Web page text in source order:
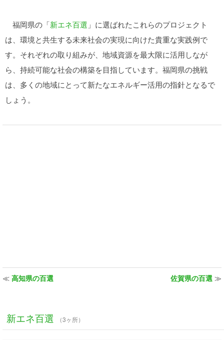
福岡県の「新エネ百選 」に選ばれたこれらのプロジェクト
は、環境と共生する未来社会の実現に向けた貴重な実践例で
す。それぞれの取り組みが、地域資源を最大限に活用しなが
ら、持続可能な社会の構築を目指しています。福岡県の挑戦
は、多くの地域にとって新たなエネルギー活用の指針となるで
しょう。
≪ 高知県の百選 佐賀県の百選 ≫
新エネ百選 （3ヶ所）